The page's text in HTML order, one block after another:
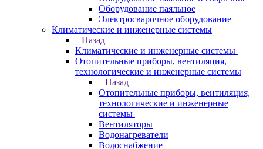
Оборудование паяльное
Электросварочное оборудование
Климатические и инженерные системы
Назад
Климатические и инженерные системы
Отопительные приборы, вентиляция,
технологические и инженерные системы
Назад
Отопительные приборы, вентиляция,
технологические и инженерные
системы
Вентиляторы
Водонагреватели
Водоснабжение